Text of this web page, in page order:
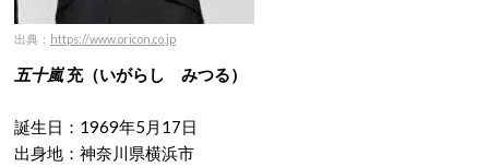
出典： https://www.oricon.co.jp
五十嵐充（いがらし みつる）
誕生日：1969年5月17日
出身地：神奈川県横浜市